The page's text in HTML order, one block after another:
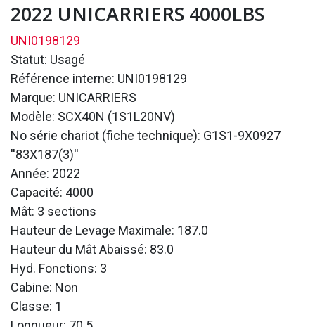
2022 UNICARRIERS 4000LBS
UNI0198129
Statut: Usagé
Référence interne: UNI0198129
Marque: UNICARRIERS
Modèle: SCX40N (1S1L20NV)
No série chariot (fiche technique): G1S1-9X0927
''83X187(3)''
Année: 2022
Capacité: 4000
Mât: 3 sections
Hauteur de Levage Maximale: 187.0
Hauteur du Mât Abaissé: 83.0
Hyd. Fonctions: 3
Cabine: Non
Classe: 1